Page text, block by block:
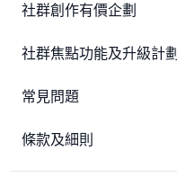
社群創作有價企劃
社群焦點功能及升級計劃
常見問題
條款及細則